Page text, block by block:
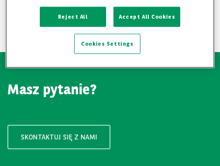
Masz pytanie?
SKONTAKTUJ SIĘ Z NAMI
Reject All Accept All Cookies
Cookies Settings